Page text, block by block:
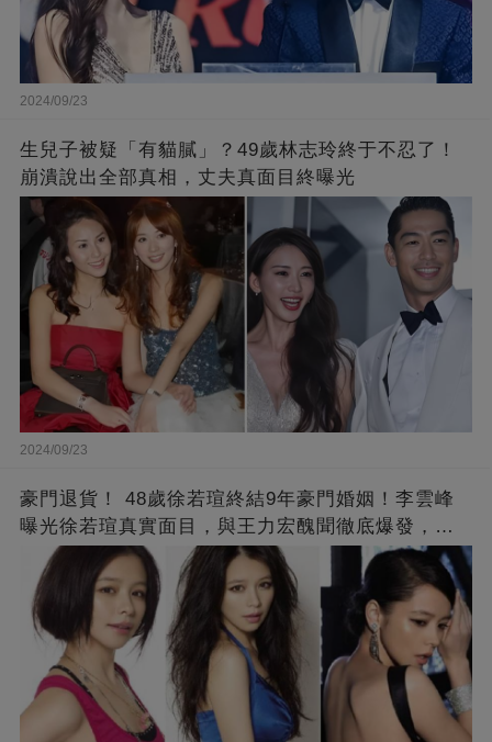
2024/09/23
生兒子被疑「有貓膩」？49歲林志玲終于不忍了！
崩潰說出全部真相，丈夫真面目終曝光
2024/09/23
豪門退貨！ 48歲徐若瑄終結9年豪門婚姻！李雲峰
曝光徐若瑄真實面目，與王力宏醜聞徹底爆發，原
來李靚蕾說的都是真的 ！